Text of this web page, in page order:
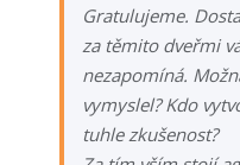
Gratulujeme.
za těmito dveřmi
nezapomíná.
vymyslel? Kdo
tuhle zkušenost?